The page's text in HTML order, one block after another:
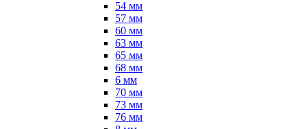
54 мм
57 мм
60 мм
63 мм
65 мм
68 мм
6 мм
70 мм
73 мм
76 мм